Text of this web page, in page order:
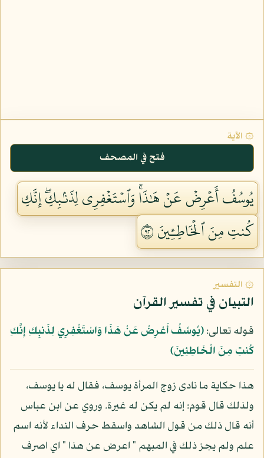
۞ الآية
فتح في المصحف
يُوسُفُ أَعۡرِضۡ عَنۡ هَٰذَاۚ وَٱسۡتَغۡفِرِي لِذَنۢبِكِۖ إِنَّكِ
كُنتِ مِنَ ٱلۡخَاطِـِٔينَ ٢٩
۞ التفسير
التبيان في تفسير القرآن
قوله تعالى:﴿يُوسُفُ أَعْرِضْ عَنْ هَذَا وَاسْتَغْفِرِي لِذَنبِكِ إِنَّكِ
كُنتِ مِنَ الْخَاطِئِينَ﴾
هذا حكاية ما نادى زوج المرأة يوسف، فقال له يا يوسف،
ولذلك قال قوم: إنه لم يكن له غيرة. وروي عن ابن عباس
أنه قال ذلك من قول الشاهد واسقط حرف النداء لأنه اسم
علم ولم يجز ذلك في المبهم " اعرض عن هذا " اي اصرف